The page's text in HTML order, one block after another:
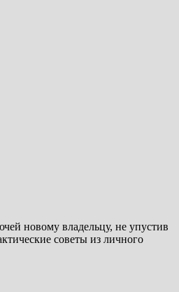
новому владельцу, не упустив
советы из личного